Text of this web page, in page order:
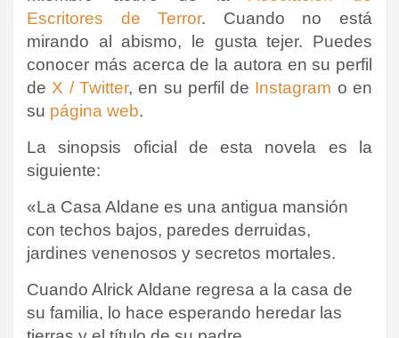
Escritores de Terror. Cuando no está
mirando al abismo, le gusta tejer. Puedes
conocer más acerca de la autora en su perfil
de X / Twitter, en su perfil de Instagram o en
su página web.
La sinopsis oficial de esta novela es la
siguiente:
«La Casa Aldane es una antigua mansión
con techos bajos, paredes derruidas,
jardines venenosos y secretos mortales.
Cuando Alrick Aldane regresa a la casa de
su familia, lo hace esperando heredar las